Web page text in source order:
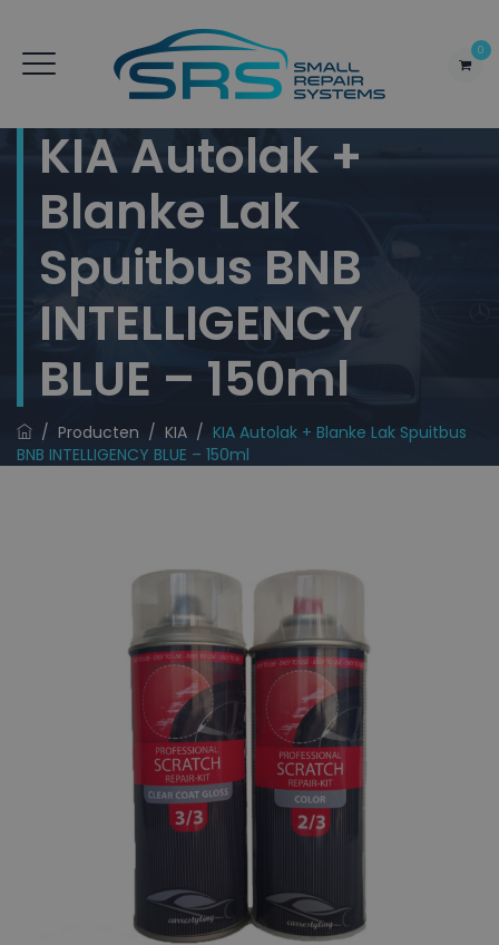
0
KIA Autolak +
Blanke Lak
Spuitbus BNB
INTELLIGENCY
BLUE – 150ml
/ Producten / KIA / KIA Autolak + Blanke Lak Spuitbus
BNB INTELLIGENCY BLUE – 150ml